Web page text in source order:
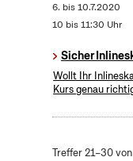
6. bis10.7.2020
10 bis 11:30 Uhr
Sicher
Wollt Ihr
Kurs genau
Treffer 21–30